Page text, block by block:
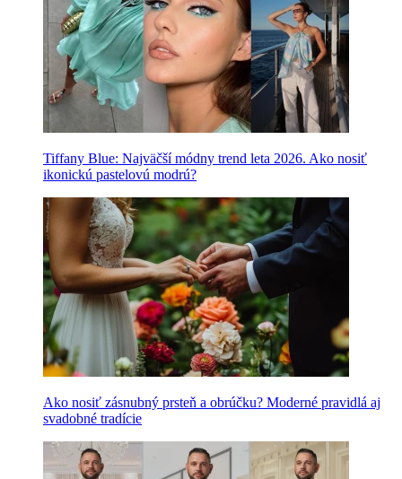
Tiffany Blue: Najväčší módny trend leta 2026. Ako nosiť
ikonickú pastelovú modrú?
Ako nosiť zásnubný prsteň a obrúčku? Moderné pravidlá aj
svadobné tradície